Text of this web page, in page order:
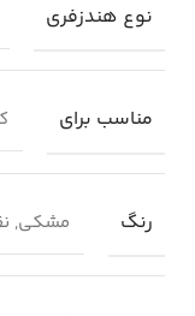
نوع هندزفری
مناسب برای
رنگ مشکی,